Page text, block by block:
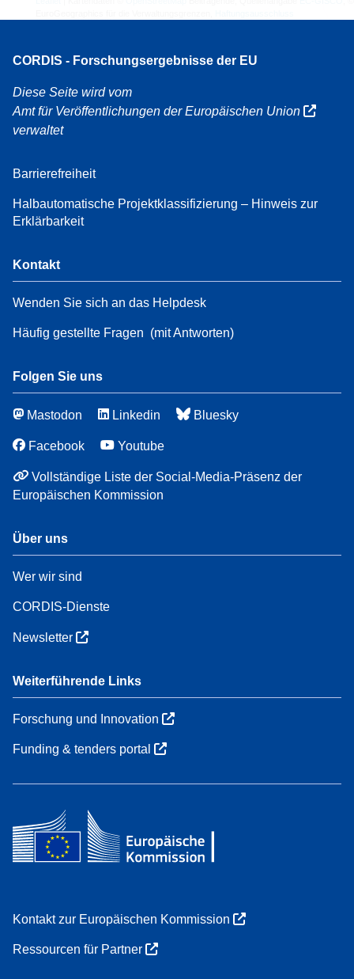
CORDIS - Forschungsergebnisse der EU
Diese Seite wird vom
Amt für Veröffentlichungen der Europäischen Union
verwaltet
Barrierefreiheit
Halbautomatische Projektklassifizierung – Hinweis zur
Erklärbarkeit
Kontakt
Wenden Sie sich an das Helpdesk
Häufig gestellte Fragen (mit Antworten)
Folgen Sie uns
Mastodon Linkedin Bluesky
Facebook Youtube
Vollständige Liste der Social-Media-Präsenz der
Europäischen Kommission
Über uns
Wer wir sind
CORDIS-Dienste
Newsletter
Weiterführende Links
Forschung und Innovation
Funding & tenders portal
Kontakt zur Europäischen Kommission
Ressourcen für Partner